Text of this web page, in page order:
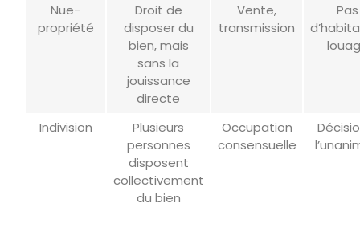
Nue-
propriété
Droit de
disposer du
bien, mais
sans la
jouissance
directe
Vente,
transmission
Pas
Indivision
Plusieurs
personnes
disposent
collectivement
du bien
Occupation
consensuelle